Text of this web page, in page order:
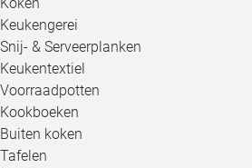
Keukengerei
Snij- & Serveerplanken
Keukentextiel
Voorraadpotten
Kookboeken
Buiten koken
Tafelen